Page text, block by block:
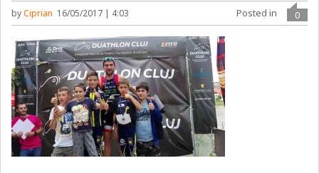
byCiprian 16/05/2017 | 4:03 0
Posted in